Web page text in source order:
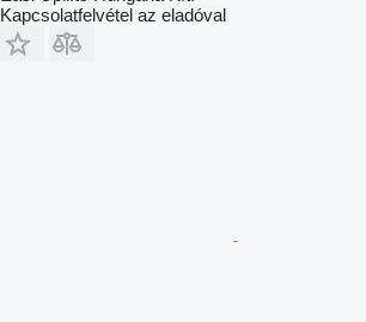
Kapcsolatfelvétel az eladóval